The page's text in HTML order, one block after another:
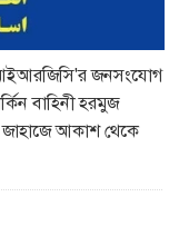
আইআরজিসি'র জনসংযোগ
বাহিনী হরমুজ
জাহাজে আকাশ থেকে